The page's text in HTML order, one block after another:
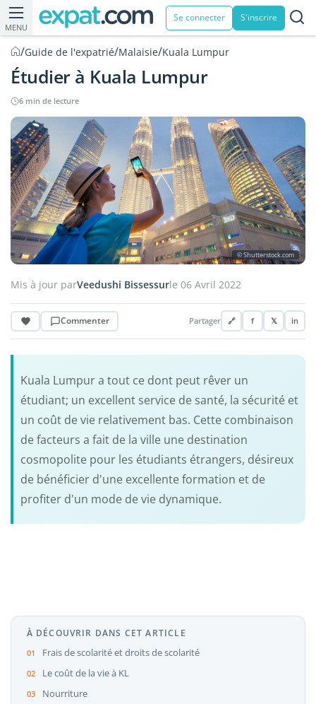
MENU
Se connecter S'inscrire
/Guide de l'expatrié/Malaisie/Kuala Lumpur
Étudier à Kuala Lumpur
6 min de lecture
© Shutterstock.com
Mis à jour parVeedushi Bissessurle 06 Avril 2022
Commenter Partager 🔗 f 𝕏 in
Kuala Lumpur a tout ce dont peut rêver un
étudiant; un excellent service de santé, la sécurité et
un coût de vie relativement bas. Cette combinaison
de facteurs a fait de la ville une destination
cosmopolite pour les étudiants étrangers, désireux
de bénéficier d'une excellente formation et de
profiter d'un mode de vie dynamique.
À DÉCOUVRIR DANS CET ARTICLE
Frais de scolarité et droits de scolarité
Le coût de la vie à KL
Nourriture